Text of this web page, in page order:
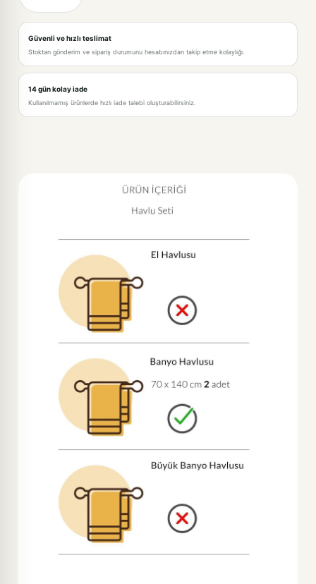
Güvenli ve hızlı teslimat
Stoktan gönderim ve sipariş durumunu hesabınızdan takip etme kolaylığı.
14 gün kolay iade
Kullanılmamış ürünlerde hızlı iade talebi oluşturabilirsiniz.